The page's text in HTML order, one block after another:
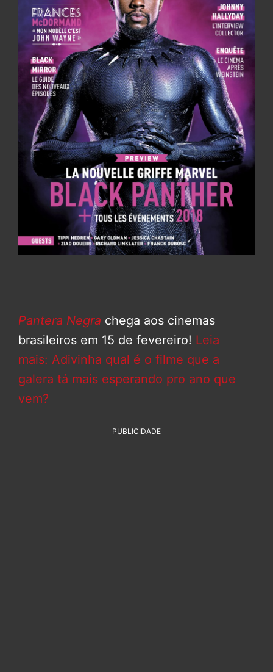
Pantera Negra chega aos cinemas
brasileiros em 15 de fevereiro! Leia
mais: Adivinha qual é o filme que a
galera tá mais esperando pro ano que
vem?
PUBLICIDADE